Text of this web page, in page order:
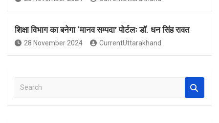
शिक्षा विभाग का बनेगा ‘मानव सम्पदा’ पोर्टलः डॉ. धन सिंह रावत
28 November 2024 CurrentUttarakhand
a